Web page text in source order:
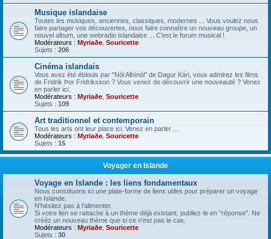
Musique islandaise
Toutes les musiques, anciennes, classiques, modernes ... Vous voulez nous
faire partager vos découvertes, nous faire connaître un nouveau groupe, un
nouvel album, une webradio islandaise ... C'est le forum musical !
Modérateurs : Myriaðe Souricette
Sujets : 206
Cinéma islandais
Vous avez été éblouis par "Nói Albínói" de Dagur Kári, vous admirez les films
de Fridrik Þor Fridriksson ? Vous venez de découvrir une nouveauté ? Venez
en parler ici.
Modérateurs : Myriaðe Souricette
Sujets : 109
Art traditionnel et contemporain
Tous les arts ont leur place ici. Venez en parler ...
Modérateurs : Myriaðe Souricette
Sujets : 15
Voyager en Islande
Voyage en Islande : les liens fondamentaux
Nous constituons ici une plate-forme de liens utiles pour préparer un voyage
en Islande.
N'hésitez pas à l'alimenter.
Si votre lien se rattache à un thème déjà existant, publiez-le en "réponse". Ne
crééz un nouveau thème que si ce n'est pas le cas.
Modérateurs : Myriaðe Souricette
Sujets : 30